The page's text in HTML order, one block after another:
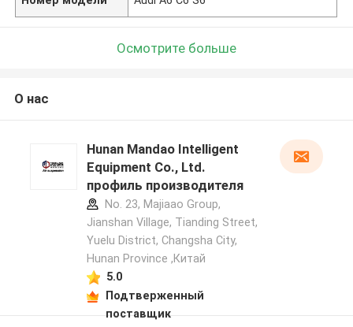
Осмотрите больше
О нас
Hunan Mandao Intelligent
Equipment Co., Ltd.
профиль производителя
No. 23, Majiaao Group,
Jianshan Village, Tianding Street,
Yuelu District, Changsha City,
Hunan Province ,Китай
5.0
Подтверженный
поставщик